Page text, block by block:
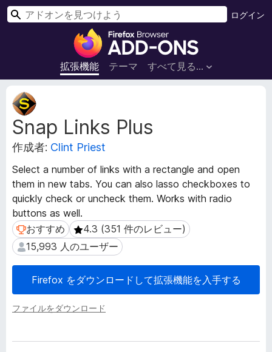
F
r
e
x
ブ
ウ
ザ
ー
ド
オ
拡張機能 テーマ すべて見る...
ログイン
検
Snap Links Plus
作成者: Clint Priest
Select a number of links with a rectangle and open
them in new tabs. You can also lasso checkboxes to
quickly check or uncheck them. Works with radio
buttons as well.
おすすめ
おすすめ 4.3 (351 件のレビュー)
4.3 (351 件のレビュー)
15,993 人のユーザー
15,993 人のユーザー
Firefox をダウンロードして拡張機能を入手する
ファイルをダウンロード
拡
張
機
能
メ
デ
ー
タ